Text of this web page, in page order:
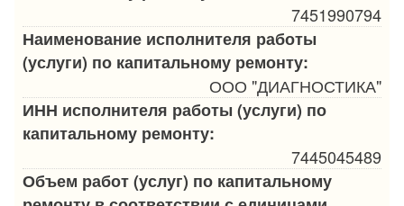
7451990794
Наименование исполнителя работы
(услуги) по капитальному ремонту:
ООО "ДИАГНОСТИКА"
ИНН исполнителя работы (услуги) по
капитальному ремонту:
7445045489
Объем работ (услуг) по капитальному